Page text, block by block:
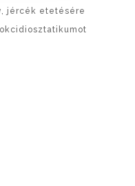
jércék etetésére